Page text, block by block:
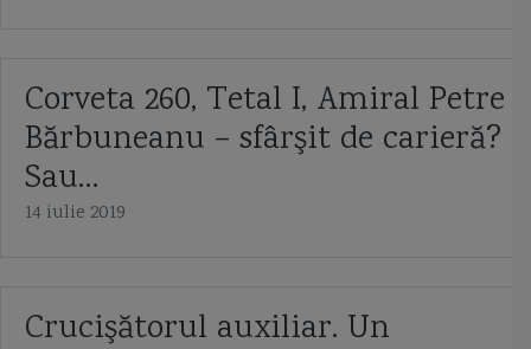
Corveta 260, Tetal I, Amiral Petre
Bărbuneanu – sfârşit de carieră?
Sau…
14 iulie 2019
Crucişătorul auxiliar. Un